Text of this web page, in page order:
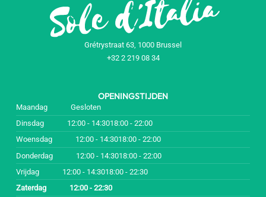
Grétrystraat 63, 1000 Brussel
+32 2 219 08 34
OPENINGSTIJDEN
Maandag
Gesloten
Dinsdag
12:00 - 14:3018:00 - 22:00
Woensdag
12:00 - 14:3018:00 - 22:00
Donderdag
12:00 - 14:3018:00 - 22:00
Vrijdag
12:00 - 14:3018:00 - 22:30
Zaterdag
12:00 - 22:30